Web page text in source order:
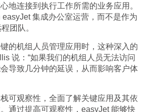
地连接到执行工作所需的业务应用。
集成办公室运营，而不是作为
团队。
的机组人员管理应用时，这种深入的
说：“如果我们的机组人员无法访问
导致几分钟的延误，从而影响客户体
可观察性，全面了解关键应用及其依
通过提高可观察性，easyJet 能够快